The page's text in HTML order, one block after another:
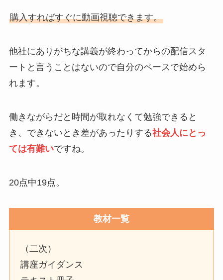
購入すればすぐに動画視聴できます。
他社にありがちな講義が終わってからの配信スタ
ートと言うことはないので自分のペースで始めら
れます。
働きながらだと時間が取れなくて勉強できると
き、できないとき差があったりする社会人にとっ
ては有難いですね。
20点中19点。
教材一覧
（二次）
講座ガイダンス